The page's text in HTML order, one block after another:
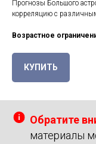
Прогнозы Большого
корреляцию с
Возрастное
КУПИТЬ
Обратите
материалы